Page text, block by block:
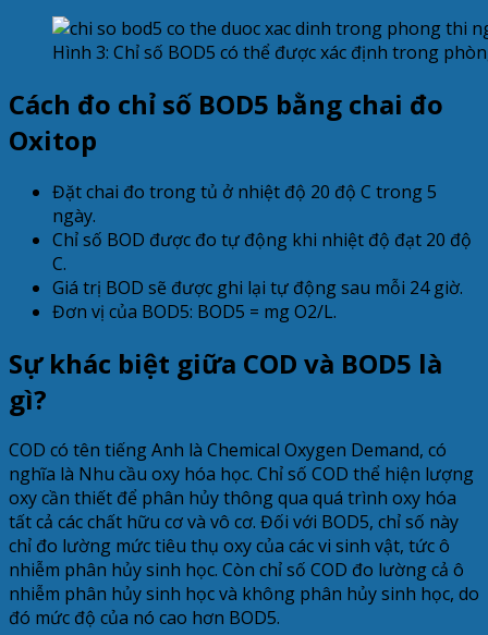
Hình 3: Chỉ số BOD5 có thể được xác định trong
Cách đo chỉ số BOD5 bằng chai đo
Oxitop
Đặt chai đo trong tủ ở nhiệt độ 20 độ C trong 5
ngày.
Chỉ số BOD được đo tự động khi nhiệt độ đạt 20 độ
C.
Giá trị BOD sẽ được ghi lại tự động sau mỗi 24 giờ.
Đơn vị của BOD5: BOD5 = mg O2/L.
Sự khác biệt giữa COD và BOD5 là
gì?
COD có tên tiếng Anh là Chemical Oxygen Demand, có
nghĩa là Nhu cầu oxy hóa học. Chỉ số COD thể hiện lượng
oxy cần thiết để phân hủy thông qua quá trình oxy hóa
tất cả các chất hữu cơ và vô cơ. Đối với BOD5, chỉ số này
chỉ đo lường mức tiêu thụ oxy của các vi sinh vật, tức ô
nhiễm phân hủy sinh học. Còn chỉ số COD đo lường cả ô
nhiễm phân hủy sinh học và không phân hủy sinh học, do
đó mức độ của nó cao hơn BOD5.